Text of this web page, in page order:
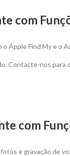
com
Apple Find My e o
Contacte-nos
com
e gravação de